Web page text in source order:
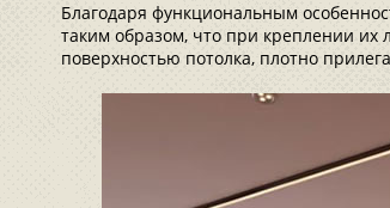
Благодаря функциональным
таким образом, что при креплении
поверхностью потолка, плотно